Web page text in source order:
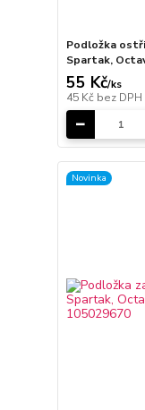
Podložka
Spartak,
55 Kč/ks
45 Kč bez DPH
Novinka